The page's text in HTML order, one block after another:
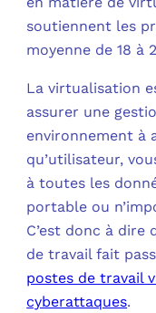
soutiennent les
moyenne de 18 à
La virtualisation
assurer une
environnement à
qu’utilisateur,
à toutes les
portable ou
C’est donc à dire
de travail fait
postes de travail
cyberattaques.